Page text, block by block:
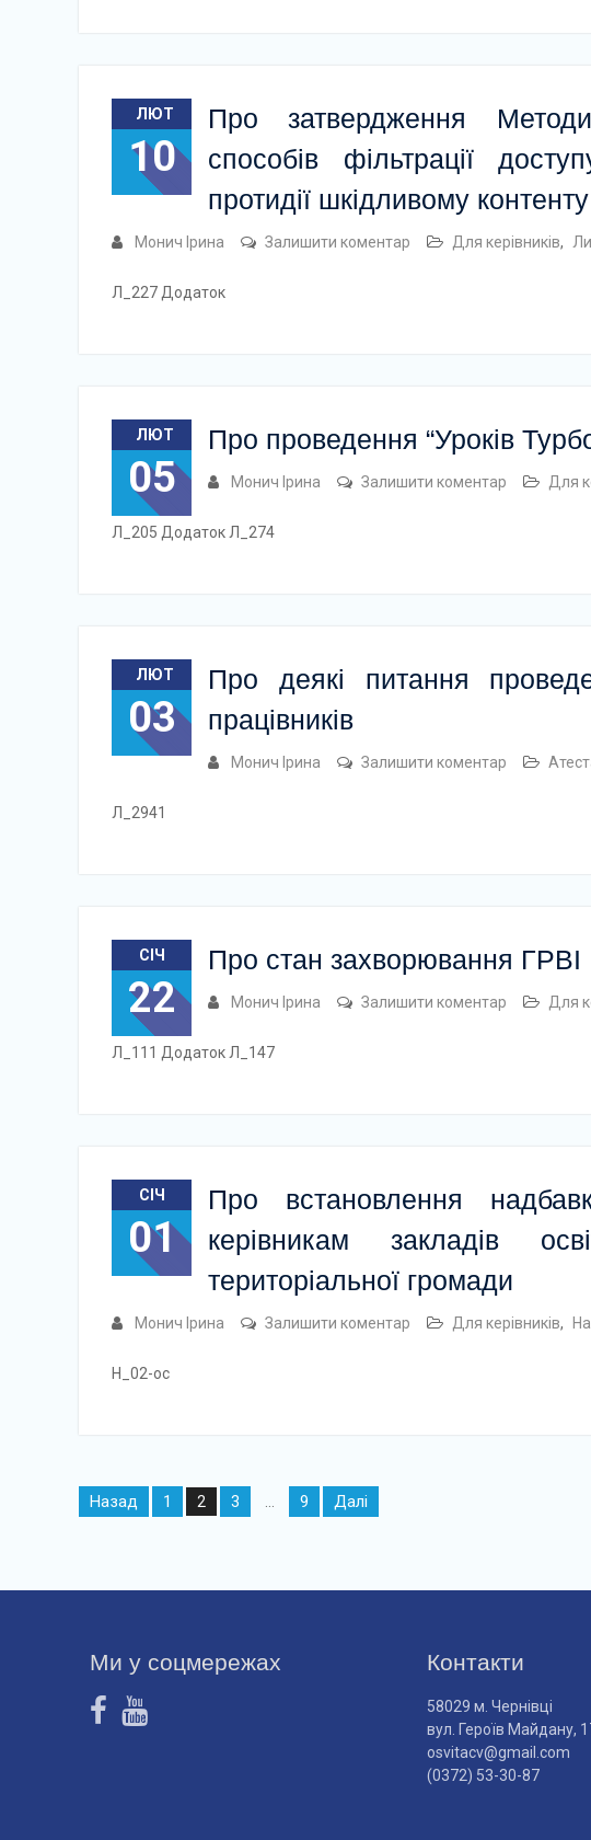
ЛЮТ
10
Про затвердження
способів фільтрації
протидії шкідливому
Монич Ірина Залишити коментар Для керівників,
Л_227 Додаток
ЛЮТ
05
Про проведення “Уроків
Монич Ірина Залишити коментар Для
Л_205 Додаток Л_274
ЛЮТ
03
Про деякі питання
працівників
Монич Ірина Залишити коментар
Л_2941
СІЧ
22
Про стан захворювання ГРВІ
Монич Ірина Залишити коментар Для
Л_111 Додаток Л_147
СІЧ
01
Про встановлення
керівникам закладів
територіальної громади
Монич Ірина Залишити коментар Для керівників,
Н_02-ос
Навігація
записів
Назад 1 2 3 9 Далі
Ми у соцмережах Контакти
58029 м. Чернівці
вул. Героїв Майдану,
osvitacv@gmail.com
(0372) 53-30-87